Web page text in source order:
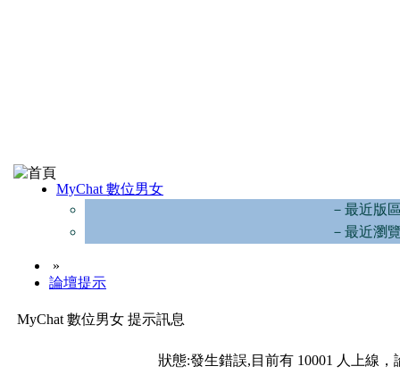
MyChat 數位男女
－最近版
－最近瀏
»
論壇提示
MyChat 數位男女 提示訊息
狀態:發生錯誤,目前有 10001 人上線